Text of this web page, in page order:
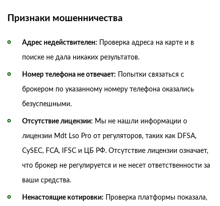
Признаки мошенничества
Адрес недействителен: Проверка адреса на карте и в
поиске не дала никаких результатов.
Номер телефона не отвечает: Попытки связаться с
брокером по указанному номеру телефона оказались
безуспешными.
Отсутствие лицензии: Мы не нашли информации о
лицензии Mdt Lso Pro от регуляторов, таких как DFSA,
CySEC, FCA, IFSC и ЦБ РФ. Отсутствие лицензии означает,
что брокер не регулируется и не несет ответственности за
ваши средства.
Ненастоящие котировки: Проверка платформы показала,